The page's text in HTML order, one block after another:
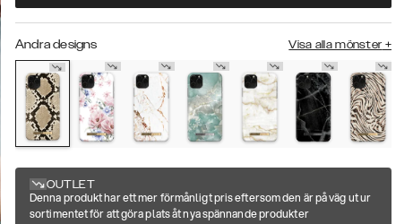
Andra designs Visa alla mönster +
OUTLET
Denna produkt har ett mer förmånligt pris eftersom den är på väg ut ur
sortimentet för att göra plats åt nya spännande produkter